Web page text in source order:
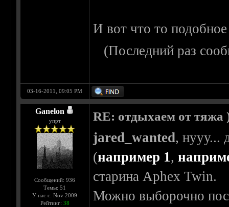
И вот что то
(Последний раз
03-16-2011, 09:05 PM
Ganelon
упрт
Сообщений: 936
Темы: 51
У нас с: Nov 2009
Рейтинг: 38
RE: отдыхаем от тяжа
jared_wanted, нууу...
(например 1,
старина Aphex Twin.
Можно выборочно